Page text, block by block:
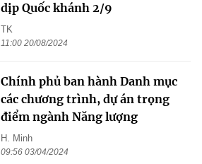
dịp Quốc khánh 2/9
TK
11:00 20/08/2024
Chính phủ ban hành Danh mục
các chương trình, dự án trọng
điểm ngành Năng lượng
H. Minh
09:56 03/04/2024